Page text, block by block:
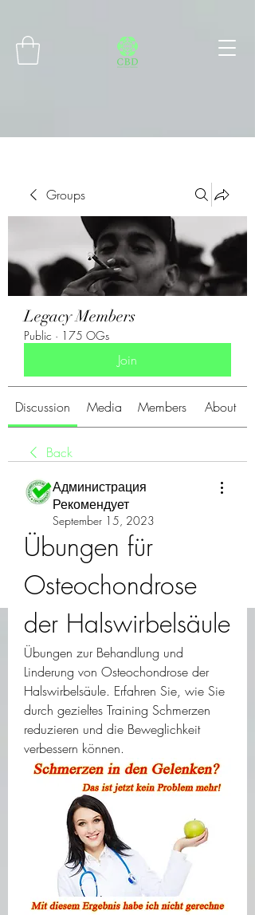
Groups
Legacy Members
Public · 175 OGs
Join
Discussion Media Members About
Back
Администрация
Рекомендует
September 15, 2023
Übungen für
Osteochondrose
der Halswirbelsäule
Übungen zur Behandlung und
Linderung von Osteochondrose der
Halswirbelsäule. Erfahren Sie, wie Sie
durch gezieltes Training Schmerzen
reduzieren und die Beweglichkeit
verbessern können.